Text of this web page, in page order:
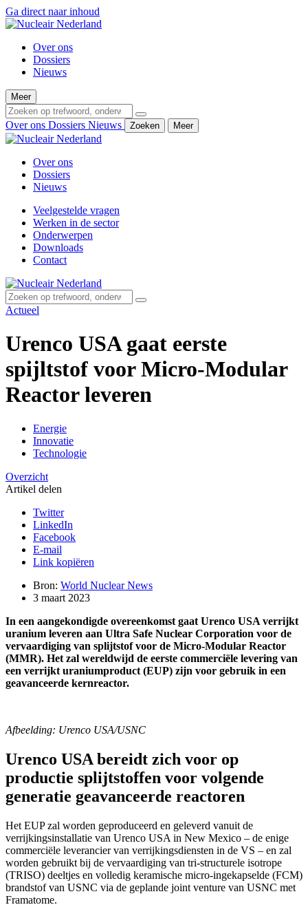
Ga direct naar inhoud
Over ons
Dossiers
Nieuws
Meer
Over ons Dossiers Nieuws Zoeken Meer
Over ons
Dossiers
Nieuws
Veelgestelde vragen
Werken in de sector
Onderwerpen
Downloads
Contact
Actueel
Urenco USA gaat eerste
spijltstof voor Micro-Modular
Reactor leveren
Energie
Innovatie
Technologie
Overzicht
Artikel delen
Twitter
LinkedIn
Facebook
E-mail
Link kopiëren
Bron: World Nuclear News
3 maart 2023
In een aangekondigde overeenkomst gaat Urenco USA verrijkt
uranium leveren aan Ultra Safe Nuclear Corporation voor de
vervaardiging van splijtstof voor de Micro-Modular Reactor
(MMR). Het zal wereldwijd de eerste commerciële levering van
een verrijkt uraniumproduct (EUP) zijn voor gebruik in een
geavanceerde kernreactor.
Afbeelding: Urenco USA/USNC
Urenco USA bereidt zich voor op
productie splijtstoffen voor volgende
generatie geavanceerde reactoren
Het EUP zal worden geproduceerd en geleverd vanuit de
verrijkingsinstallatie van Urenco USA in New Mexico – de enige
commerciële leverancier van verrijkingsdiensten in de VS – en zal
worden gebruikt bij de vervaardiging van tri-structurele isotrope
(TRISO) deeltjes en volledig keramische micro-ingekapselde (FCM)
brandstof van USNC via de geplande joint venture van USNC met
Framatome.